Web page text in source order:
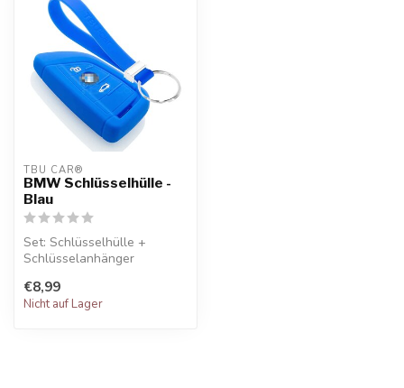
TBU CAR®
BMW Schlüsselhülle -
Blau
Set: Schlüsselhülle +
Schlüsselanhänger
€8,99
Nicht auf Lager